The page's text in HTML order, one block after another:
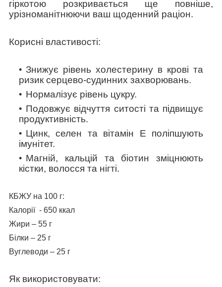
гіркотою розкривається ще повніше,
урізноманітнюючи ваш щоденний раціон.
Корисні властивості:
Знижує рівень холестерину в крові та
ризик серцево-судинних захворювань.
Нормалізує рівень цукру.
Подовжує відчуття ситості та підвищує
продуктивність.
Цинк, селен та вітамін Е поліпшують
імунітет.
Магній, кальцій та біотин зміцнюють
кістки, волосся та нігті.
КБЖУ на 100 г:
Калорії - 650 ккал
Жири – 55 г
Білки – 25 г
Вуглеводи – 25 г
Як використовувати: